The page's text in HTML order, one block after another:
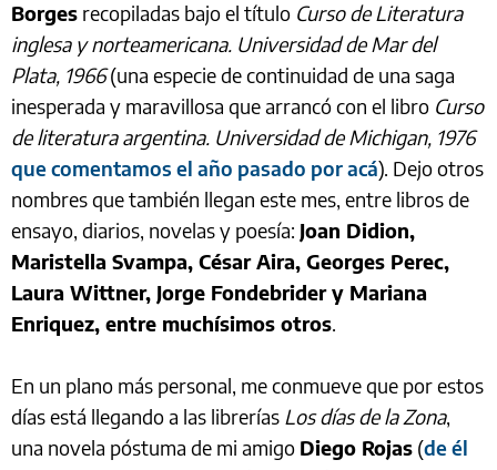
Borges recopiladas bajo el título Curso de Literatura
inglesa y norteamericana. Universidad de Mar del
Plata, 1966(una especie de continuidad de una saga
inesperada y maravillosa que arrancó con el libro Curso
de literatura argentina. Universidad de Michigan, 1976
que comentamos el año pasado por acá). Dejo otros
nombres que también llegan este mes, entre libros de
ensayo, diarios, novelas y poesía: Joan Didion,
Maristella Svampa, César Aira, Georges Perec,
Laura Wittner, Jorge Fondebrider y Mariana
Enriquez, entre muchísimos otros.
En un plano más personal, me conmueve que por estos
días está llegando a las librerías Los días de la Zona,
una novela póstuma de mi amigo Diego Rojas (de él